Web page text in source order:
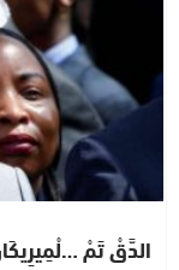
الدَّقْ تَمْ